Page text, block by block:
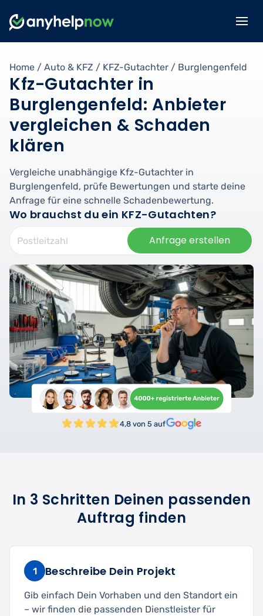
Home / Auto & KFZ / KFZ-Gutachter / Burglengenfeld
Kfz-Gutachter in
Burglengenfeld: Anbieter
vergleichen & Schaden
klären
Vergleiche unabhängige Kfz-Gutachter in
Burglengenfeld, prüfe Bewertungen und starte deine
Anfrage für eine schnelle Schadenbewertung.
Wo brauchst du ein KFZ-Gutachten?
Anfrage erstellen
4,8 von 5 auf
In 3 Schritten Deinen passenden
Auftrag finden
1 Beschreibe Dein Projekt
Gib einfach Dein Vorhaben und den Standort ein
– wir finden die passenden Dienstleister für